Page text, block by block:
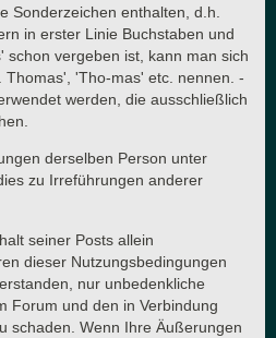
Sonderzeichen enthalten, d.h.
in erster Linie Buchstaben und
schon vergeben ist, kann man sich
'Tho-mas' etc. nennen. -
werden, die ausschließlich
derselben Person unter
zu Irreführungen anderer
seiner Posts allein
dieser Nutzungsbedingungen
nur unbedenkliche
Forum und den in Verbindung
schaden. Wenn Ihre Äußerungen